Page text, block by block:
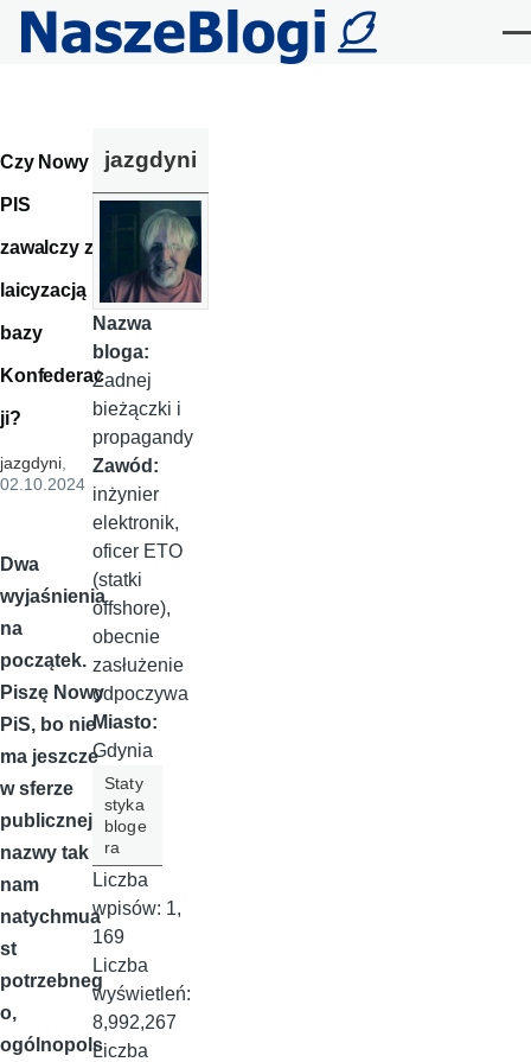
Przejdź do treści
Czy Nowy
PIS
zawalczy z
laicyzacją
bazy
Konfederac
ji?
jazgdyni,
02.10.2024
Dwa
wyjaśnienia
na
początek.
Piszę Nowy
PiS, bo nie
ma jeszcze
w sferze
publicznej
nazwy tak
nam
natychmua
st
potrzebneg
o,
ogólnopols
jazgdyni
Nazwa
bloga:
Żadnej
bieżączki i
propagandy
Zawód:
inżynier
elektronik,
oficer ETO
(statki
offshore),
obecnie
zasłużenie
odpoczywa
Miasto:
Gdynia
Staty
styka
bloge
ra
Liczba
wpisów: 1,
169
Liczba
wyświetleń:
8,992,267
Liczba